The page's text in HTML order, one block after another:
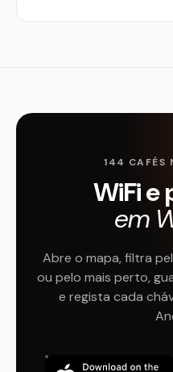
144 CAFÉS
WiFi e
em
Abre o mapa, filtra
ou pelo mais perto,
e regista cada